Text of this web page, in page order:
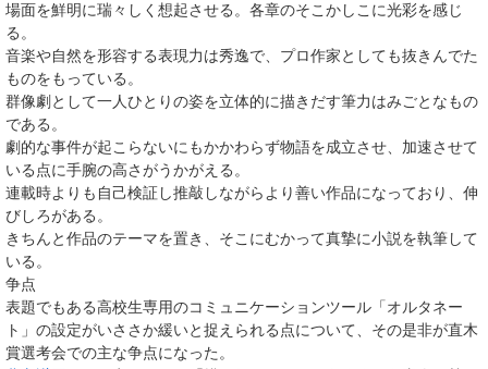
場面を鮮明に瑞々しく想起させる。各章のそこかしこに光彩を感じ
る。
音楽や自然を形容する表現力は秀逸で、プロ作家としても抜きんでた
ものをもっている。
群像劇として一人ひとりの姿を立体的に描きだす筆力はみごとなもの
である。
劇的な事件が起こらないにもかかわらず物語を成立させ、加速させて
いる点に手腕の高さがうかがえる。
連載時よりも自己検証し推敲しながらより善い作品になっており、伸
びしろがある。
きちんと作品のテーマを置き、そこにむかって真摯に小説を執筆して
いる。
争点
表題でもある高校生専用のコミュニケーションツール「オルタネー
ト」の設定がいささか緩いと捉えられる点について、その是非が直木
賞選考会での主な争点になった。